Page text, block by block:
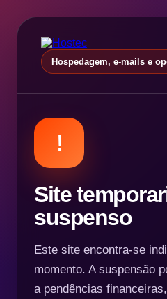
Hospedagem, e-mails e
!
Site
suspenso
Este site encontra-se
momento. A suspensão
a pendências